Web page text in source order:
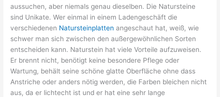
aussuchen, aber niemals genau dieselben. Die Natursteine
sind Unikate. Wer einmal in einem Ladengeschäft die
verschiedenen Natursteinplatten angeschaut hat, weiß, wie
schwer man sich zwischen den außergewöhnlichen Sorten
entscheiden kann. Naturstein hat viele Vorteile aufzuweisen.
Er brennt nicht, benötigt keine besondere Pflege oder
Wartung, behält seine schöne glatte Oberfläche ohne dass
Anstriche oder anders nötig werden, die Farben bleichen nicht
aus, da er lichtecht ist und er hat eine sehr lange